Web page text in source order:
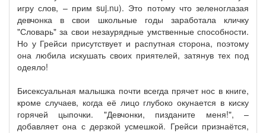
игру слов, – прим suj.nu). Это потому что зеленоглазая
девчонка в свои школьные годы заработала кличку
"Словарь" за свои незаурядные умственные способности.
Но у Грейси присутствует и распутная сторона, поэтому
она любила искушать своих приятелей, затянув тех под
одеяло!
Бисексуальная малышка почти всегда прячет нос в книге,
кроме случаев, когда её лицо глубоко окунается в киску
горячей цыпочки. "Девчонки, пизданите меня!", –
добавляет она с дерзкой усмешкой. Грейси признаётся,